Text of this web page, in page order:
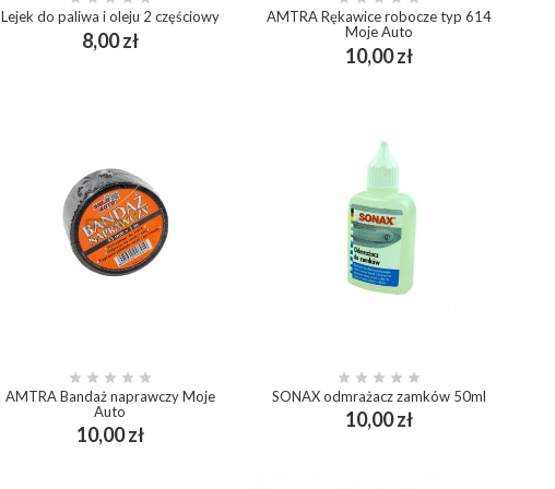
Lejek do paliwa i oleju 2 częściowy
8,00 złCena
add_shopping_cart
AMTRA Rękawice robocze typ 614
Moje Auto
10,00 złCena
add_shopping_cart
    
AMTRA Bandaż naprawczy Moje
Auto
10,00 złCena
add_shopping_cart
    
SONAX odmrażacz zamków 50ml
10,00 złCena
add_shopping_cart